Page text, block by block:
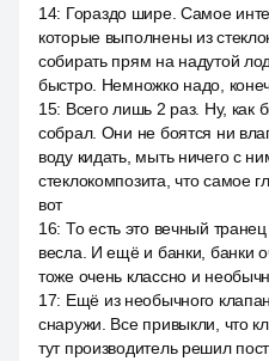
14: Гораздо шире. Самое
которые выполнены из
собирать прям на надутой
быстро. Немножко надо,
15: Всего лишь 2 раз. Ну, как
собрал. Они не боятся ни
воду кидать, мыть ничего с
стеклокомпозита, что самое
вот
16: То есть это вечный
весла. И ещё и банки, банки
тоже очень классно и
17: Ещё из необычного
снаружи. Все привыкли, что
тут производитель решил